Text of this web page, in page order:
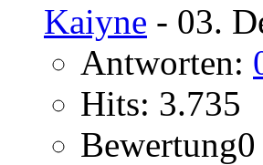
Kaiyne - 03.
Antworten:
Hits: 3.735